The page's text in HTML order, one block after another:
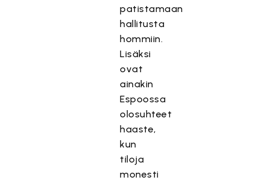
patistamaan
hallitusta
hommiin.
Lisäksi
ovat
ainakin
Espoossa
olosuhteet
haaste,
kun
tiloja
monesti